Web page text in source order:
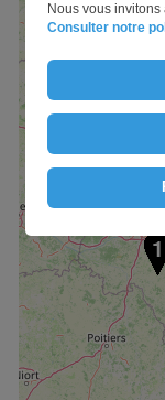
1
+
−
Nous vous
Consulter notre